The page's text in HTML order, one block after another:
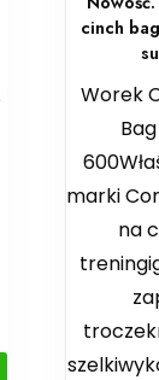
cinch
Worek
marki
na